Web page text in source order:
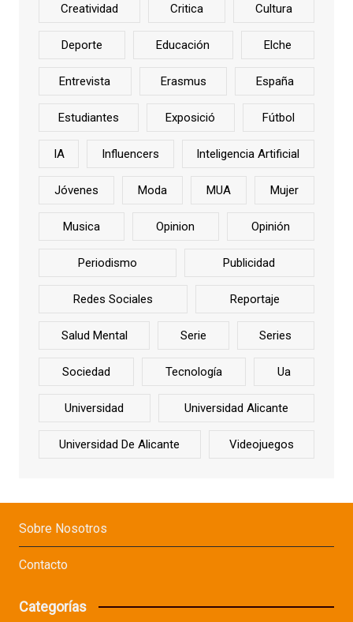
Creatividad Critica Cultura
Deporte Educación Elche
Entrevista Erasmus España
Estudiantes Exposició Fútbol
IA Influencers Inteligencia Artificial
Jóvenes Moda MUA Mujer
Musica Opinion Opinión
Periodismo Publicidad
Redes Sociales Reportaje
Salud Mental Serie Series
Sociedad Tecnología Ua
Universidad Universidad Alicante
Universidad De Alicante Videojuegos
Sobre Nosotros
Contacto
Categorías